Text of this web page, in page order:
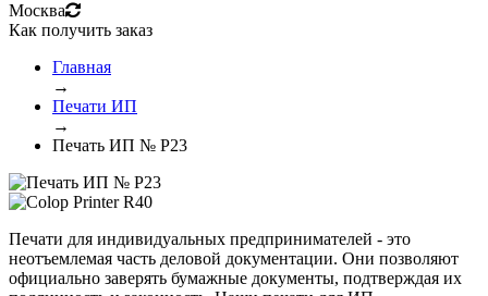
Москва
Как получить заказ
Главная
→
Печати ИП
→
Печать ИП № Р23
Печати для индивидуальных предпринимателей - это
неотъемлемая часть деловой документации. Они позволяют
официально заверять бумажные документы, подтверждая их